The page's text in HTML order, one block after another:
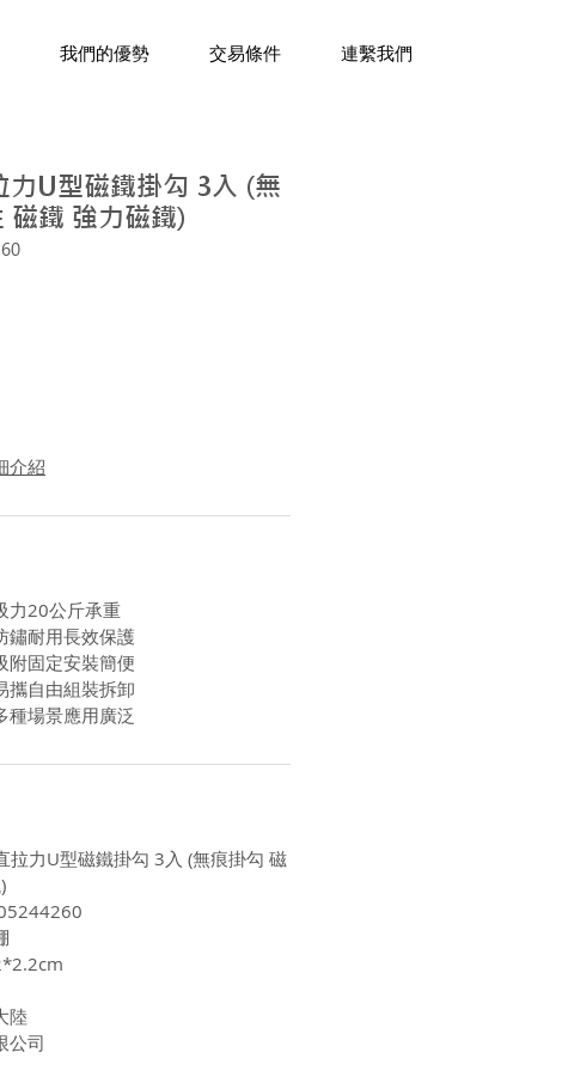
我們的優勢 交易條件 連繫我們
力U型磁鐵掛勾 3入 (無
磁鐵 強力磁鐵)
介紹
力20公斤承重
鏽耐用長效保護
附固定安裝簡便
攜自由組裝拆卸
種場景應用廣泛
拉力U型磁鐵掛勾 3入 (無痕掛勾 磁
陸
公司